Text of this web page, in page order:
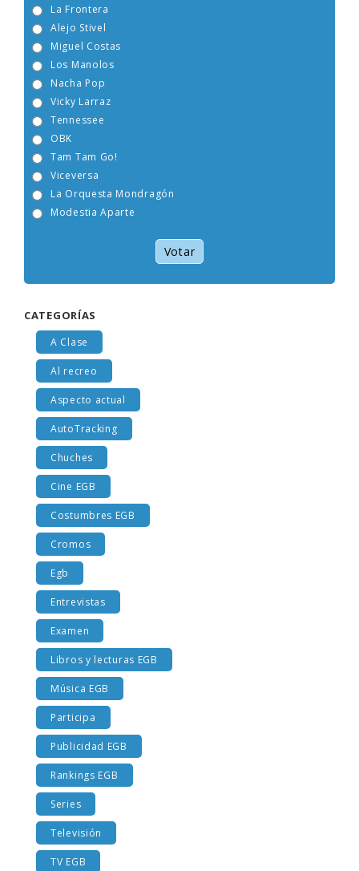
La Frontera
Alejo Stivel
Miguel Costas
Los Manolos
Nacha Pop
Vicky Larraz
Tennessee
OBK
Tam Tam Go!
Viceversa
La Orquesta Mondragón
Modestia Aparte
Votar
CATEGORÍAS
A Clase
Al recreo
Aspecto actual
AutoTracking
Chuches
Cine EGB
Costumbres EGB
Cromos
Egb
Entrevistas
Examen
Libros y lecturas EGB
Música EGB
Participa
Publicidad EGB
Rankings EGB
Series
Televisión
TV EGB